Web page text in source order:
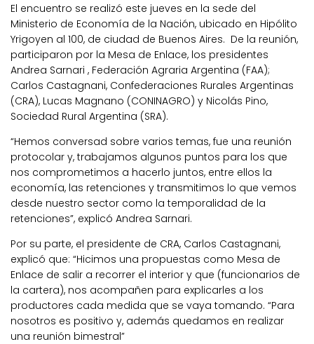
El encuentro se realizó este jueves en la sede del
Ministerio de Economía de la Nación, ubicado en Hipólito
Yrigoyen al 100, de ciudad de Buenos Aires. De la reunión,
participaron por la Mesa de Enlace, los presidentes
Andrea Sarnari , Federación Agraria Argentina (FAA);
Carlos Castagnani, Confederaciones Rurales Argentinas
(CRA), Lucas Magnano (CONINAGRO) y Nicolás Pino,
Sociedad Rural Argentina (SRA).
“Hemos conversad sobre varios temas, fue una reunión
protocolar y, trabajamos algunos puntos para los que
nos comprometimos a hacerlo juntos, entre ellos la
economía, las retenciones y transmitimos lo que vemos
desde nuestro sector como la temporalidad de la
retenciones”, explicó Andrea Sarnari.
Por su parte, el presidente de CRA, Carlos Castagnani,
explicó que: “Hicimos una propuestas como Mesa de
Enlace de salir a recorrer el interior y que (funcionarios de
la cartera), nos acompañen para explicarles a los
productores cada medida que se vaya tomando. “Para
nosotros es positivo y, además quedamos en realizar
una reunión bimestral”